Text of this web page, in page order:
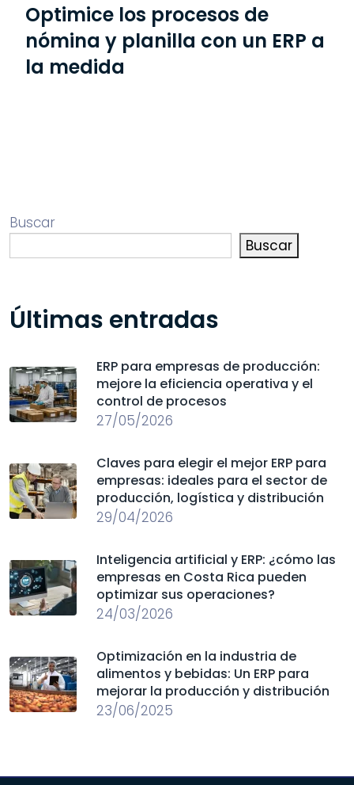
Optimice los procesos de
nómina y planilla con un ERP a
la medida
Buscar
Buscar
Últimas entradas
ERP para empresas de producción:
mejore la eficiencia operativa y el
control de procesos
27/05/2026
Claves para elegir el mejor ERP para
empresas: ideales para el sector de
producción, logística y distribución
29/04/2026
Inteligencia artificial y ERP: ¿cómo las
empresas en Costa Rica pueden
optimizar sus operaciones?
24/03/2026
Optimización en la industria de
alimentos y bebidas: Un ERP para
mejorar la producción y distribución
23/06/2025